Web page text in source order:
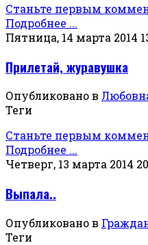
Станьте первым
Подробнее ...
Пятница, 14 марта 2014
Прилетай, журавушка
Опубликовано в
Теги
Станьте первым
Подробнее ...
Четверг, 13 марта 2014
Выпала..
Опубликовано в
Теги